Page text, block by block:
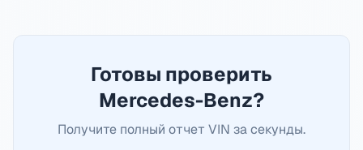
Готовы проверить
Mercedes-Benz?
Получите полный отчет VIN за секунды.